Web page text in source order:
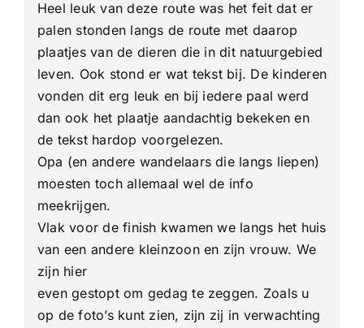
Heel leuk van deze route was het feit dat er
palen stonden langs de route met daarop
plaatjes van de dieren die in dit natuurgebied
leven. Ook stond er wat tekst bij. De kinderen
vonden dit erg leuk en bij iedere paal werd
dan ook het plaatje aandachtig bekeken en
de tekst hardop voorgelezen.
Opa (en andere wandelaars die langs liepen)
moesten toch allemaal wel de info
meekrijgen.
Vlak voor de finish kwamen we langs het huis
van een andere kleinzoon en zijn vrouw. We
zijn hier
even gestopt om gedag te zeggen. Zoals u
op de foto’s kunt zien, zijn zij in verwachting